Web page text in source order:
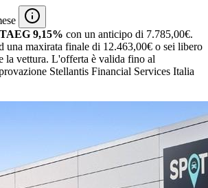
9,15% con un anticipo di 7.785,00€.
una maxirata finale di 12.463,00€ o sei libero
la vettura. L'offerta è valida fino al
Stellantis Financial Services Italia